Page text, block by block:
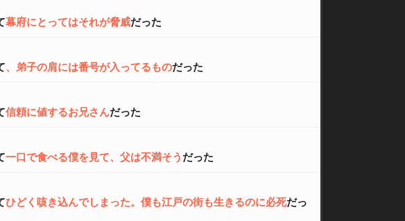
幕府にとってはそれが脅威だった
、弟子の肩には番号が入ってるものだった
信頼に値するお兄さんだった
一口で食べる僕を見て、父は不満そう だった
ひどく咳き込んでしまった。僕も江戸の街も生きるのに必死だっ